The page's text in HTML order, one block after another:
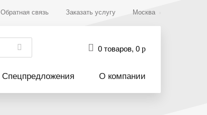
Обратная связь Заказать услугу Москва
0 товаров, 0 р
Спецпредложения О компании